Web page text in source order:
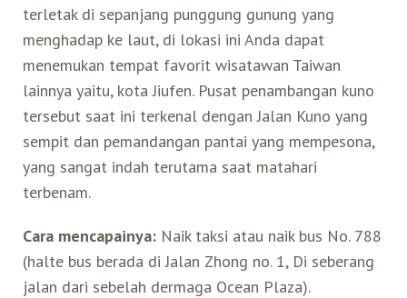
terletak di sepanjang punggung gunung yang
menghadap ke laut, di lokasi ini Anda dapat
menemukan tempat favorit wisatawan Taiwan
lainnya yaitu, kota Jiufen. Pusat penambangan kuno
tersebut saat ini terkenal dengan Jalan Kuno yang
sempit dan pemandangan pantai yang mempesona,
yang sangat indah terutama saat matahari
terbenam.
Cara mencapainya:Naik taksi atau naik bus No. 788
(halte bus berada di Jalan Zhong no. 1, Di seberang
jalan dari sebelah dermaga Ocean Plaza).